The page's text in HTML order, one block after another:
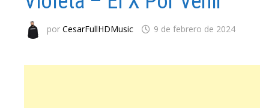
porCesarFullHDMusic 9 de febrero de 2024